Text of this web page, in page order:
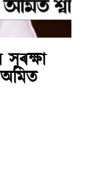
সুৰক্ষা
অমিত